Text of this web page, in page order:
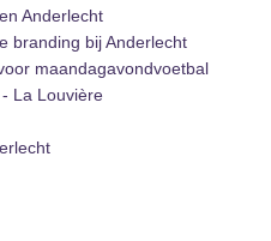
Anderlecht
branding bij Anderlecht
maandagavondvoetbal
La Louvière